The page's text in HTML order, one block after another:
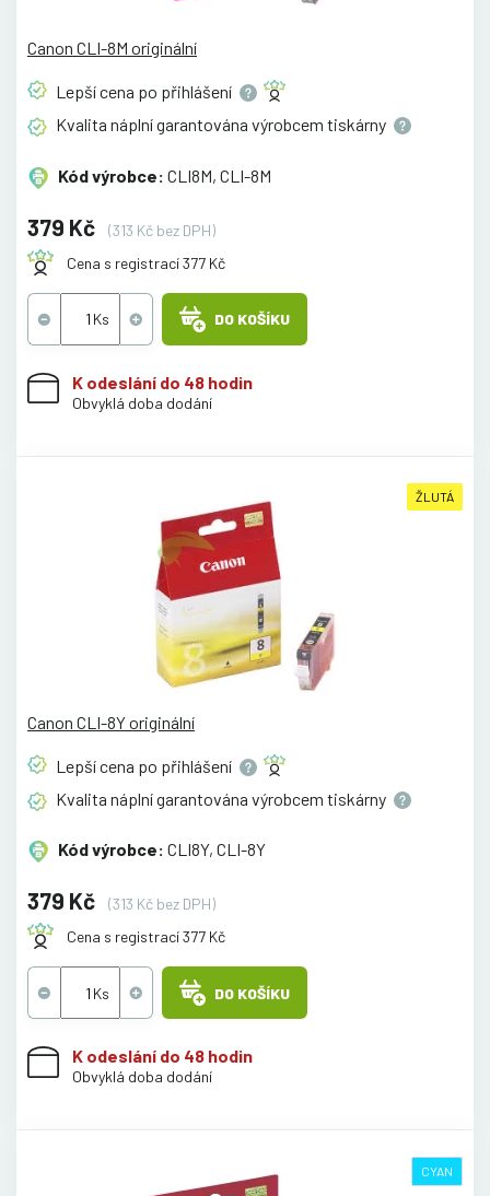
Canon CLI-8M originální
Lepší cena po přihlášení
Kvalita náplní garantována výrobcem tiskárny
Kód výrobce: CLI8M, CLI-8M
379 Kč
(313 Kč bez DPH)
Cena s registrací 377 Kč
DO KOŠÍKU
K odeslání do 48 hodin
Obvyklá doba dodání
ŽLUTÁ
Canon CLI-8Y originální
Lepší cena po přihlášení
Kvalita náplní garantována výrobcem tiskárny
Kód výrobce: CLI8Y, CLI-8Y
379 Kč
(313 Kč bez DPH)
Cena s registrací 377 Kč
DO KOŠÍKU
K odeslání do 48 hodin
Obvyklá doba dodání
CYAN